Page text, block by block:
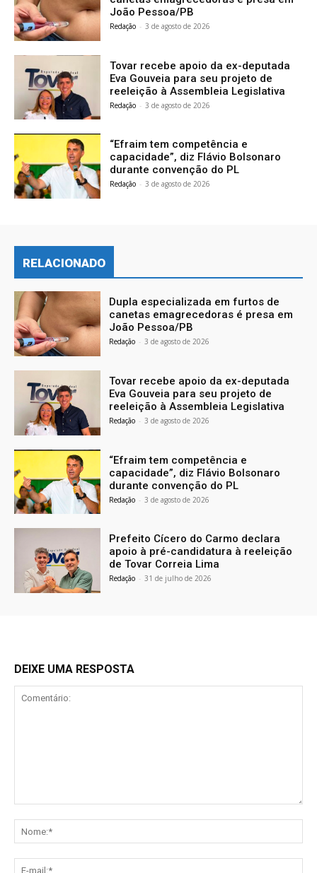
João Pessoa/PB
Redação - 3 de agosto de 2026
Tovar recebe apoio da ex-deputada
Eva Gouveia para seu projeto de
reeleição à Assembleia Legislativa
Redação - 3 de agosto de 2026
“Efraim tem competência e
capacidade”, diz Flávio Bolsonaro
durante convenção do PL
Redação - 3 de agosto de 2026
RELACIONADO
Dupla especializada em furtos de
canetas emagrecedoras é presa em
João Pessoa/PB
Redação - 3 de agosto de 2026
Tovar recebe apoio da ex-deputada
Eva Gouveia para seu projeto de
reeleição à Assembleia Legislativa
Redação - 3 de agosto de 2026
“Efraim tem competência e
capacidade”, diz Flávio Bolsonaro
durante convenção do PL
Redação - 3 de agosto de 2026
Prefeito Cícero do Carmo declara
apoio à pré-candidatura à reeleição
de Tovar Correia Lima
Redação - 31 de julho de 2026
DEIXE UMA RESPOSTA